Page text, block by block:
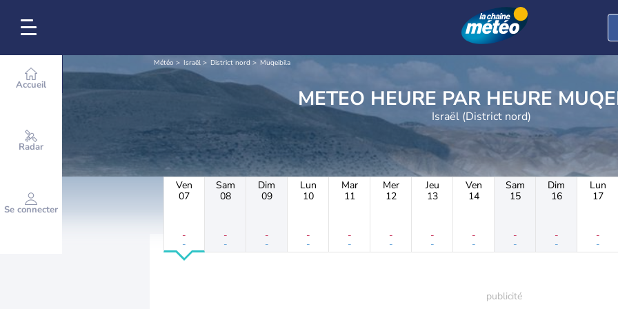
Accueil
Radar
Se connecter
Météo Israël District nord Muqeibila
METEO HEURE
Israël (District nord)
Ven
07
-
-
Sam
08
-
-
Dim
09
-
-
Lun
10
-
-
Mar
11
-
-
Mer
12
-
-
Jeu
13
-
-
Ven
14
-
-
Sam
15
-
-
Dim
16
-
-
Lun
17
-
-